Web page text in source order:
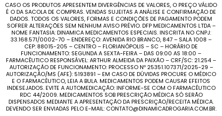
CASO OS PRODUTOS APRESENTEM DIVERGÊNCIAS DE VALORES, O PREÇO VÁLIDO
É O DA SACOLA DE COMPRAS. VENDAS SUJEITAS A ANÁLISE E CONFIRMAÇÃO DE
DADOS. TODOS OS VALORES, FORMAS E CONDIÇÕES DE PAGAMENTO PODEM
SOFRER ALTERAÇÕES SEM NENHUM AVISO PRÉVIO. DFP MEDICAMENTOS LTDA –
NOME FANTASIA: DINAMICA MEDICAMENTOS ESPECIAIS. INSCRITA NO CNPJ:
33.168.571/0002-70 – ENDEREÇO: AVENIDA RIO BRANCO, 847 – SALA 1008 –
CEP: 88015-205 – CENTRO – FLORIANÓPOLIS – SC – HORÁRIO DE
FUNCIONAMENTO: SEGUNDA A SEXTA-FEIRA – DAS 09:00 AS 18:00 –
FARMACÊUTICO RESPONSÁVEL: ARTHUR ALMEIDA DA PAIXÃO – CRF/SC: 21.254 –
AUTORIZAÇÃO DE FUNCIONAMENTO: PROCESSO Nº 25351.107371/2025-29 –
AUTORIZAÇÃO/MS (AFE): 5193891 – EM CASO DE DÚVIDAS PROCURE O MÉDICO
E O FARMACÊUTICO, LEIA A BULA. MEDICAMENTOS PODEM CAUSAR EFEITOS
INDESEJADOS. EVITE A AUTOMEDICAÇÃO: INFORME-SE COM O FARMACÊUTICO
RDC 44/2009. MEDICAMENTOS SOB PRESCRIÇÃO MÉDICA SÓ SERÃO
DISPENSADOS MEDIANTE A APRESENTAÇÃO DA PRESCRIÇÃO/RECEITA MÉDICA.
DEVENDO SER ENVIADAS PELO E-MAIL: CONTATO@DINAMICADROGARIA.COM.BR.